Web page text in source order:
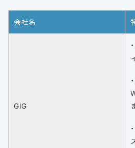
会社名
GIG